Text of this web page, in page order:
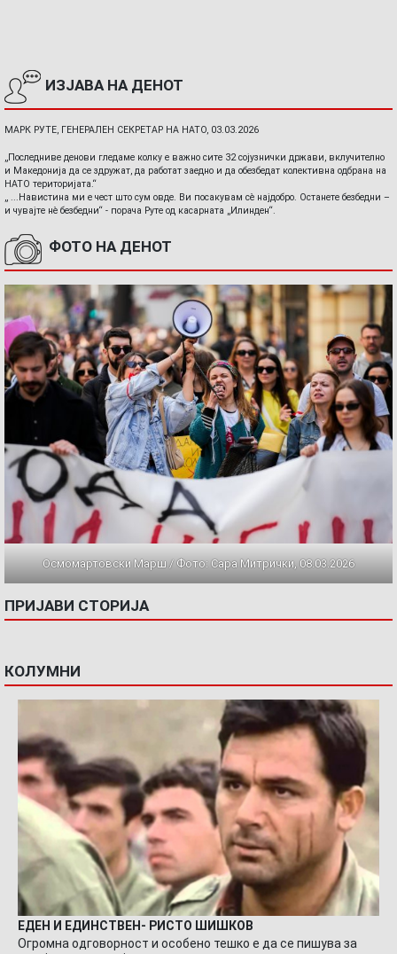
ИЗЈАВА НА ДЕНОТ
МАРК РУТЕ, ГЕНЕРАЛЕН СЕКРЕТАР НА НАТО, 03.03.2026
„Последниве денови гледаме колку е важно сите 32 сојузнички држави, вклучително
и Македонија да се здружат, да работат заедно и да обезбедат колективна одбрана на
НАТО територијата.“
„ ...Навистина ми е чест што сум овде. Ви посакувам сè најдобро. Останете безбедни –
и чувајте нè безбедни“ - порача Руте од касарната „Илинден“.
ФОТО НА ДЕНОТ
Осмомартовски Марш / Фото: Сара Митрички, 08.03.2026
ПРИЈАВИ СТОРИЈА
КОЛУМНИ
ЕДЕН И ЕДИНСТВЕН- РИСТО ШИШКОВ
Огромна одговорност и особено тешко е да се пишува за